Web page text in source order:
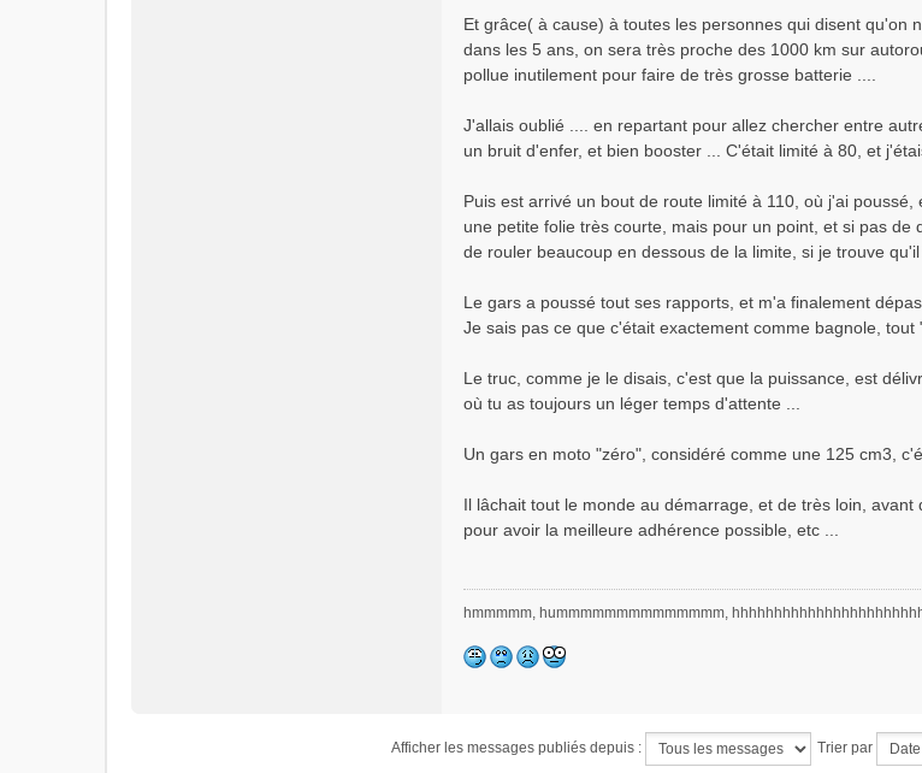
Et grâce( à cause) à toutes les personnes qui disent qu'on
dans les 5 ans, on sera très proche des 1000 km sur
pollue inutilement pour faire de très grosse batterie ....
J'allais oublié .... en repartant pour allez chercher entre
un bruit d'enfer, et bien booster ... C'était limité à 80, et
Puis est arrivé un bout de route limité à 110, où j'ai
une petite folie très courte, mais pour un point, et si pas
de rouler beaucoup en dessous de la limite, si je trouve
Le gars a poussé tout ses rapports, et m'a finalement
Je sais pas ce que c'était exactement comme bagnole, tout
Le truc, comme je le disais, c'est que la puissance, est
où tu as toujours un léger temps d'attente ...
Un gars en moto "zéro", considéré comme une 125 cm3,
Il lâchait tout le monde au démarrage, et de très loin,
pour avoir la meilleure adhérence possible, etc ...
hmmmmm, hummmmmmmmmmmmmm,
Afficher les messages publiés depuis : Trier par